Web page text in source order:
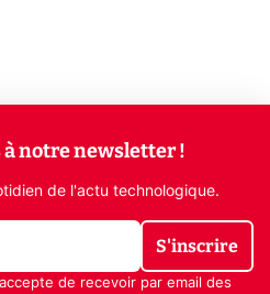
notre newsletter !
de l'actu technologique.
S'inscrire
de recevoir par email des